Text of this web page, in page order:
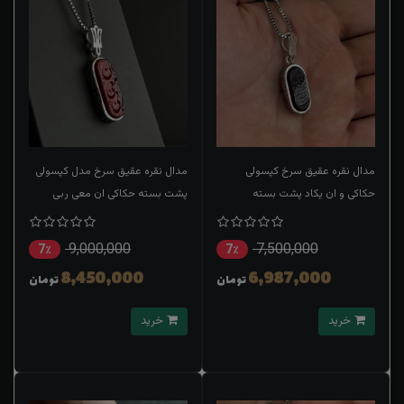
مدال نقره عقیق سرخ کپسولی
حکاکی و ان یکاد پشت بسته
7,500,000 7٪
6,987,000تومان
مدال نقره عقیق سرخ مدل کپسولی
پشت بسته حکاکی ان معی ربی
9,000,000 7٪
8,450,000تومان